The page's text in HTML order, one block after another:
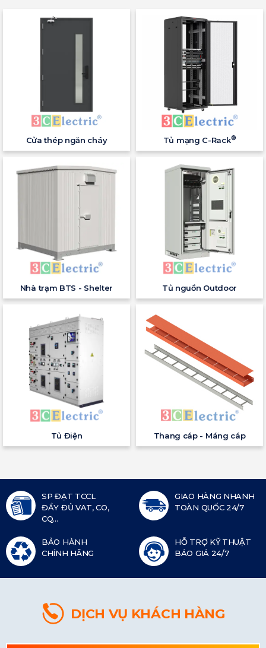
Cửa thép ngăn cháy Tủ mạng C-Rack®
Nhà trạm BTS - Shelter Tủ nguồn Outdoor
Tủ Điện Thang cáp - Máng cáp
SP ĐẠT TCCL
ĐẦY ĐỦ VAT, CO,
CQ...
GIAO HÀNG NHANH
TOÀN QUỐC 24/7
BẢO HÀNH
CHÍNH HÃNG
HỖ TRỢ KỸ THUẬT
BÁO GIÁ 24/7
DỊCH VỤ KHÁCH HÀNG